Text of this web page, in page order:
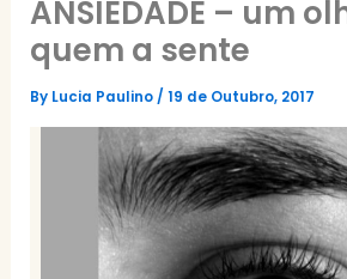
ANSIEDADE – um
quem a sente
By Lucia Paulino / 19 de Outubro, 2017